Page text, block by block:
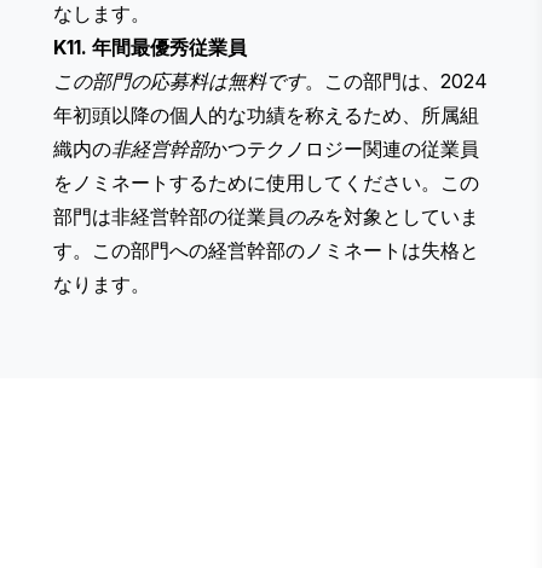
なします。
K11. 年間最優秀従業員
この部門の応募料は無料です。この部門は、2024
年初頭以降の個人的な功績を称えるため、所属組
織内の非経営幹部かつテクノロジー関連の従業員
をノミネートするために使用してください。この
部門は非経営幹部の従業員のみを対象としていま
す。この部門への経営幹部のノミネートは失格と
なります。